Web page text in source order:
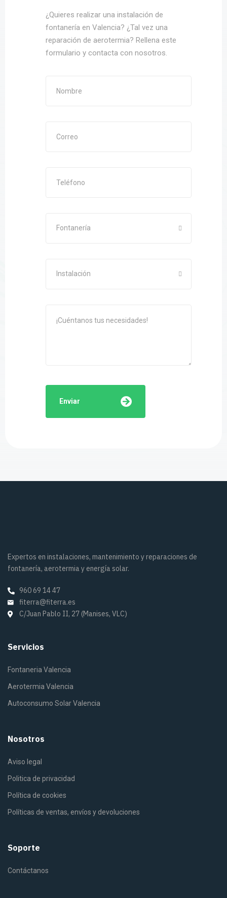
¿Quieres realizar una instalación de
fontanería en Valencia? ¿Tal vez una
reparación de aerotermia? Rellena este
formulario y contacta con nosotros.
Fontanería
Instalación
Enviar
Expertos en instalaciones, mantenimiento y reparaciones de
fontanería, aerotermia y energía solar.
960 69 14 47
fiterra@fiterra.es
C/Juan Pablo II, 27 (Manises, VLC)
Servicios
Fontaneria Valencia
Aerotermia Valencia
Autoconsumo Solar Valencia
Nosotros
Aviso legal
Politica de privacidad
Política de cookies
Políticas de ventas, envíos y devoluciones
Soporte
Contáctanos